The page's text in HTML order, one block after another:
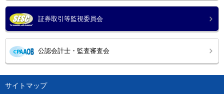
証券取引等監視委員会
公認会計士・監査審査会
サイトマップ